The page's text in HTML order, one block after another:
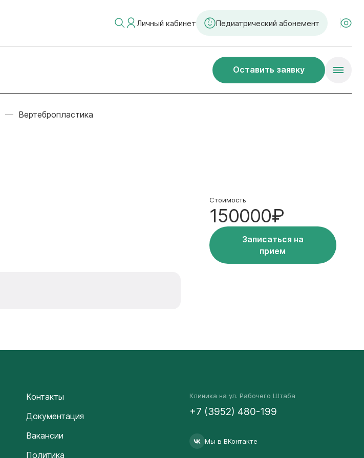
Личный кабинет Педиатрический абонемент
Оставить заявку
Вертебропластика
Стоимость
150000₽
Записаться на
прием
Контакты
Документация
Вакансии
Политика
Клиника на ул. Рабочего Штаба
+7 (3952) 480-199
Мы в ВКонтакте